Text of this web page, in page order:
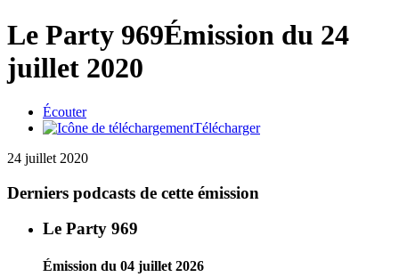
Le Party 969Émission du 24
juillet 2020
Écouter
Télécharger
24 juillet 2020
Derniers podcasts de cette émission
Le Party 969
Émission du 04 juillet 2026